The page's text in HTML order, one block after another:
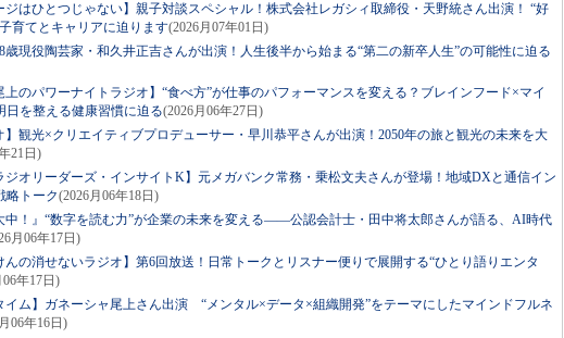
ジはひとつじゃない】親子対談スペシャル！株式会社レガシィ取締役・天野統さん出演！ “好
育てとキャリアに迫ります(2026月07年01日)
歳現役陶芸家・和久井正吉さんが出演！人生後半から始まる“第二の新卒人生”の可能性に迫る
上のパワーナイトラジオ】“食べ方”が仕事のパフォーマンスを変える？ブレインフード×マイ
日を整える健康習慣に迫る(2026月06年27日)
】観光×クリエイティブプロデューサー・早川恭平さんが出演！2050年の旅と観光の未来を大
21日)
ジオリーダーズ・インサイトK】元メガバンク常務・乗松文夫さんが登場！地域DXと通信イン
略トーク(2026月06年18日)
中！』“数字を読む力”が企業の未来を変える――公認会計士・田中将太郎さんが語る、AI時代
月06年17日)
んの消せないラジオ】第6回放送！日常トークとリスナー便りで展開する“ひとり語りエンタ
06年17日)
イム】ガネーシャ尾上さん出演 “メンタル×データ×組織開発”をテーマにしたマインドフルネ
06年16日)